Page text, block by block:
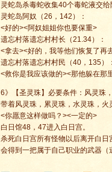
灵蛇岛杀毒蛇收集40个毒蛇液交给
灵蛇岛阿奴（26，142）：
<好的><阿奴姐姐你也要保重>
遗忘村落遗忘村村长（21.34）：
<拿去><好的，我等他们恢复了再
遗忘村落遗忘村村民（40，135）：
<救你是我应该做的><那他躲在那
6》【圣灵珠】必要条件：风灵珠
带着风灵珠，累灵珠，水灵珠，火
<你愿意这样做吗？><一定的>
白日馆48，47进入白日宫。
杀死白日宫所有怪物以后离开白
会得到一把属于自己职业的武器（